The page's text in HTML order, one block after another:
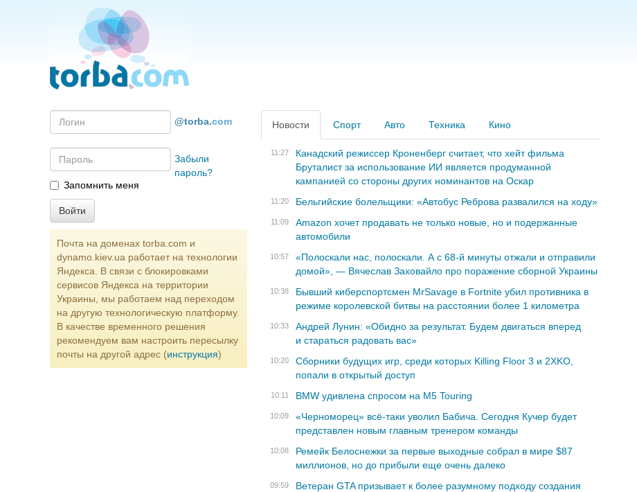
Новости Спорт Авто Техника Кино
11:27
Канадский режиссер Кроненберг считает, что хейт фильма
Бруталист за использование ИИ является продуманной
кампанией со стороны других номинантов на Оскар
11:20 Бельгийские болельщики: «Автобус Реброва развалился на ходу»
11:09
Amazon хочет продавать не только новые, но и подержанные
автомобили
10:57
«Полоскали нас, полоскали. А с 68-й минуты отжали и отправили
домой», — Вячеслав Заховайло про поражение сборной Украины
10:38
Бывший киберспортсмен MrSavage в Fortnite убил противника в
режиме королевской битвы на расстоянии более 1 километра
10:33
Андрей Лунин: «Обидно за результат. Будем двигаться вперед
и стараться радовать вас»
10:20
Сборники будущих игр, среди которых Killing Floor 3 и 2XKO,
попали в открытый доступ
10:11 BMW удивлена ​​спросом на M5 Touring
10:09
«Черноморец» всё-таки уволил Бабича. Сегодня Кучер будет
представлен новым главным тренером команды
10:08
Ремейк Белоснежки за первые выходные собрал в мире $87
миллионов, но до прибыли еще очень далеко
09:59
Ветеран GTA призывает к более разумному подходу создания
@torba.com
Забыли
пароль?
Запомнить меня
Почта на доменах torba.com и
dynamo.kiev.ua работает на технологии
Яндекса. В связи с блокировками
сервисов Яндекса на территории
Украины, мы работаем над переходом
на другую технологическую платформу.
В качестве временного решения
рекомендуем вам настроить пересылку
почты на другой адрес (инструкция)